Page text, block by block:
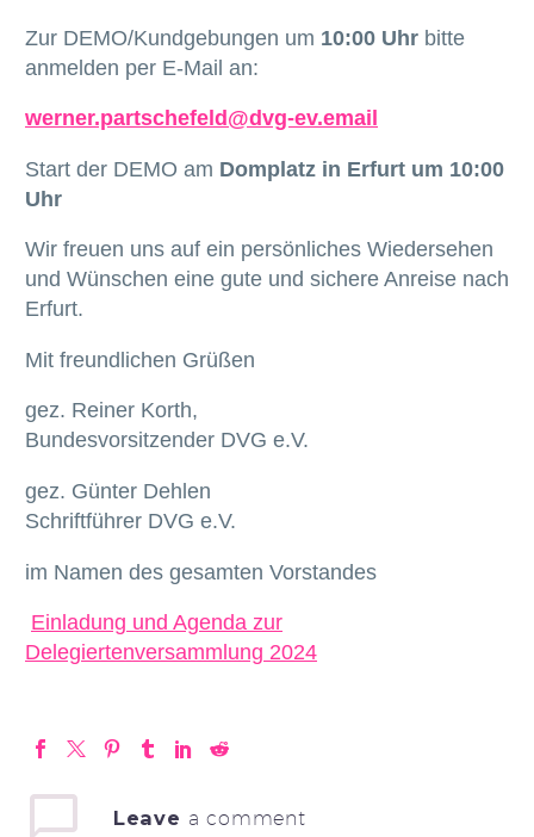
Zur DEMO/Kundgebungen um 10:00 Uhr bitte
anmelden per E-Mail an:
werner.partschefeld@dvg-ev.email
Start der DEMO am Domplatz in Erfurt um 10:00
Uhr
Wir freuen uns auf ein persönliches Wiedersehen
und Wünschen eine gute und sichere Anreise nach
Erfurt.
Mit freundlichen Grüßen
gez. Reiner Korth,
Bundesvorsitzender DVG e.V.
gez. Günter Dehlen
Schriftführer DVG e.V.
im Namen des gesamten Vorstandes
Einladung und Agenda zur
Delegiertenversammlung 2024
Leave a comment